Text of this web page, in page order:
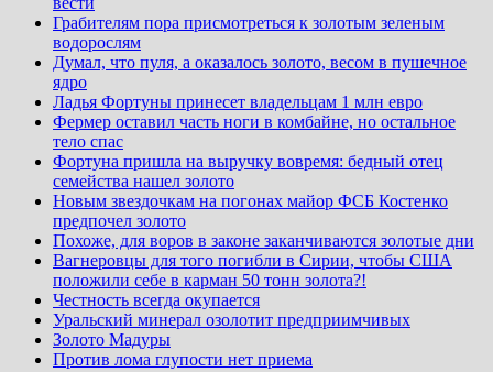
Грабителям пора присмотреться к золотым зеленым
водорослям
Думал, что пуля, а оказалось золото, весом в пушечное
ядро
Ладья Фортуны принесет владельцам 1 млн евро
Фермер оставил часть ноги в комбайне, но остальное
тело спас
Фортуна пришла на выручку вовремя: бедный отец
семейства нашел золото
Новым звездочкам на погонах майор ФСБ Костенко
предпочел золото
Похоже, для воров в законе заканчиваются золотые дни
Вагнеровцы для того погибли в Сирии, чтобы США
положили себе в карман 50 тонн золота?!
Честность всегда окупается
Уральский минерал озолотит предприимчивых
Золото Мадуры
Против лома глупости нет приема